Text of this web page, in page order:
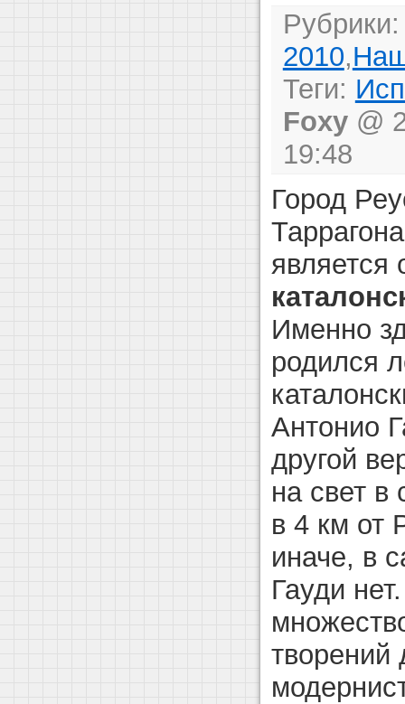
2010,
Теги:
Foxy@
19:48
Город
является
Именно
родился
Антонио
другой
на свет в
в 4 км от
иначе, в
Гауди
творений